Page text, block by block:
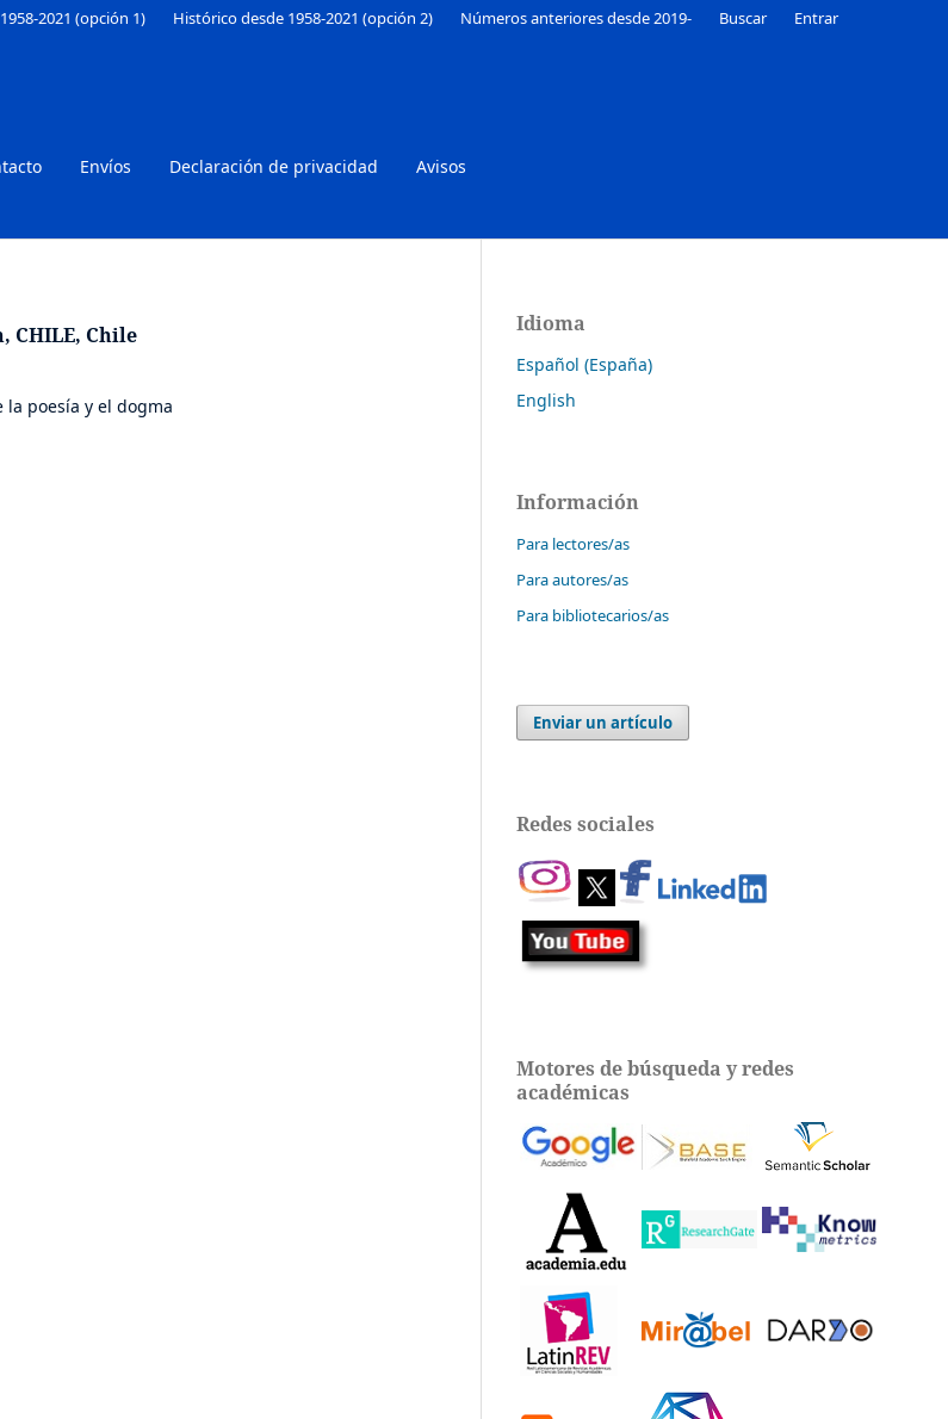
Envíos Declaración de privacidad Avisos
2021 (opción 1) Histórico desde 1958-2021 (opción 2) Números anteriores desde 2019- Buscar Entrar
CHILE, Chile
poesía y el dogma
Idioma
Español (España)
English
Información
Para lectores/as
Para autores/as
Para bibliotecarios/as
Enviar un artículo
Redes sociales
Motores de búsqueda y redes
académicas